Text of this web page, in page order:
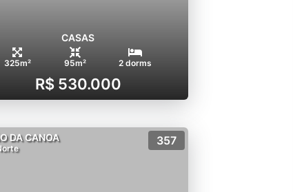
CASAS
325m² 95m² 2 dorms
R$ 530.000
DA CANOA 357